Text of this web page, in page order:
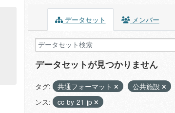
データセット メンバー
データセットが見つかりません
タグ: 共通フォーマット 公共施設
ンス:
cc-by-21-jp